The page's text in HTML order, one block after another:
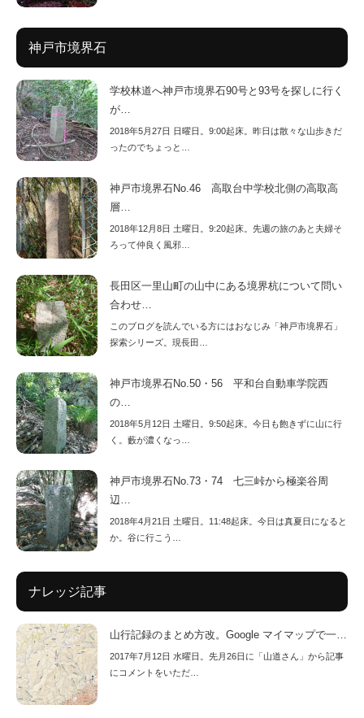
神戸市境界石
学校林道へ神戸市境界石90号と93号を探しに行く
が…
2018年5月27日 日曜日。9:00起床。昨日は散々な山歩きだ
ったのでちょっと…
神戸市境界石No.46 高取台中学校北側の高取高
層…
2018年12月8日 土曜日。9:20起床。先週の旅のあと夫婦そ
ろって仲良く風邪…
長田区一里山町の山中にある境界杭について問い
合わせ…
このブログを読んでいる方にはおなじみ「神戸市境界石」
探索シリーズ。現長田…
神戸市境界石No.50・56 平和台自動車学院西
の…
2018年5月12日 土曜日。9:50起床。今日も飽きずに山に行
く。藪が濃くなっ…
神戸市境界石No.73・74 七三峠から極楽谷周
辺…
2018年4月21日 土曜日。11:48起床。今日は真夏日になると
か。谷に行こう…
ナレッジ記事
山行記録のまとめ方改。Google マイマップで一…
2017年7月12日 水曜日。先月26日に「山道さん」から記事
にコメントをいただ…